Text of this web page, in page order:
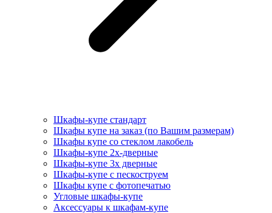
Шкафы-купе стандарт
Шкафы купе на заказ (по Вашим размерам)
Шкафы купе со стеклом лакобель
Шкафы-купе 2х-дверные
Шкафы-купе 3х дверные
Шкафы-купе с пескоструем
Шкафы купе с фотопечатью
Угловые шкафы-купе
Аксессуары к шкафам-купе